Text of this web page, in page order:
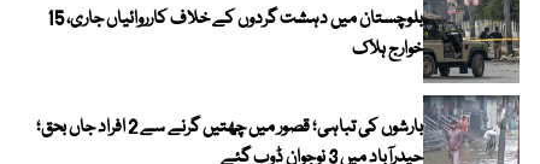
بلوچستان میں دہشت گردوں کے خلاف کارروائیاں جاری، 15
خوارج ہلاک
بارشوں کی تباہی؛ قصور میں چھتیں گرنے سے 2 افراد جاں بحق؛
حیدرآباد میں 3 نوجوان ڈوب گئے